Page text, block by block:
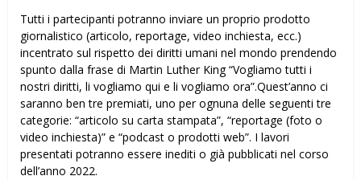
Tutti i partecipanti potranno inviare un proprio prodotto
giornalistico (articolo, reportage, video inchiesta, ecc.)
incentrato sul rispetto dei diritti umani nel mondo prendendo
spunto dalla frase di Martin Luther King “Vogliamo tutti i
nostri diritti, li vogliamo qui e li vogliamo ora”.Quest’anno ci
saranno ben tre premiati, uno per ognuna delle seguenti tre
categorie: “articolo su carta stampata”, “reportage (foto o
video inchiesta)” e “podcast o prodotti web”. I lavori
presentati potranno essere inediti o già pubblicati nel corso
dell’anno 2022.